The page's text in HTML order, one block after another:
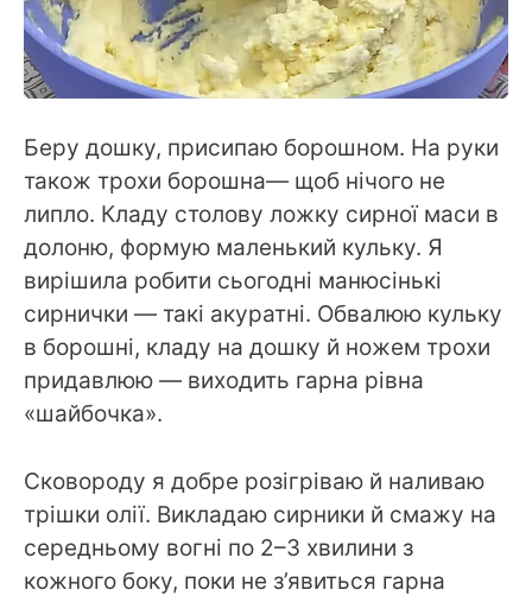
Беру дошку, присипаю борошном. На руки
також трохи борошна— щоб нічого не
липло. Кладу столову ложку сирної маси в
долоню, формую маленький кульку. Я
вирішила робити сьогодні манюсінькі
сирнички — такі акуратні. Обвалюю кульку
в борошні, кладу на дошку й ножем трохи
придавлюю — виходить гарна рівна
«шайбочка».
Сковороду я добре розігріваю й наливаю
трішки олії. Викладаю сирники й смажу на
середньому вогні по 2–3 хвилини з
кожного боку, поки не з’явиться гарна